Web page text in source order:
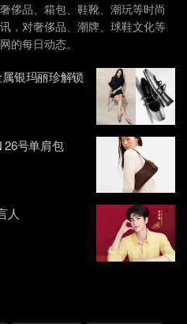
侈品、箱包、鞋靴、潮玩等时尚
，对奢侈品、潮牌、球鞋文化等
的每日动态。
银玛丽珍解锁
26号单肩包
人